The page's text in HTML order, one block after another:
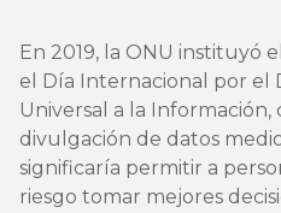
En 2019, la ONU instituyó
el Día Internacional por el
Universal a la Información,
divulgación de datos
significaría permitir a
riesgo tomar mejores